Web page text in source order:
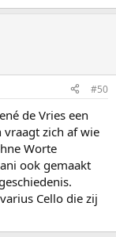
#50
de Vries een
vraagt zich af wie
Worte
ook gemaakt
Cello die zij